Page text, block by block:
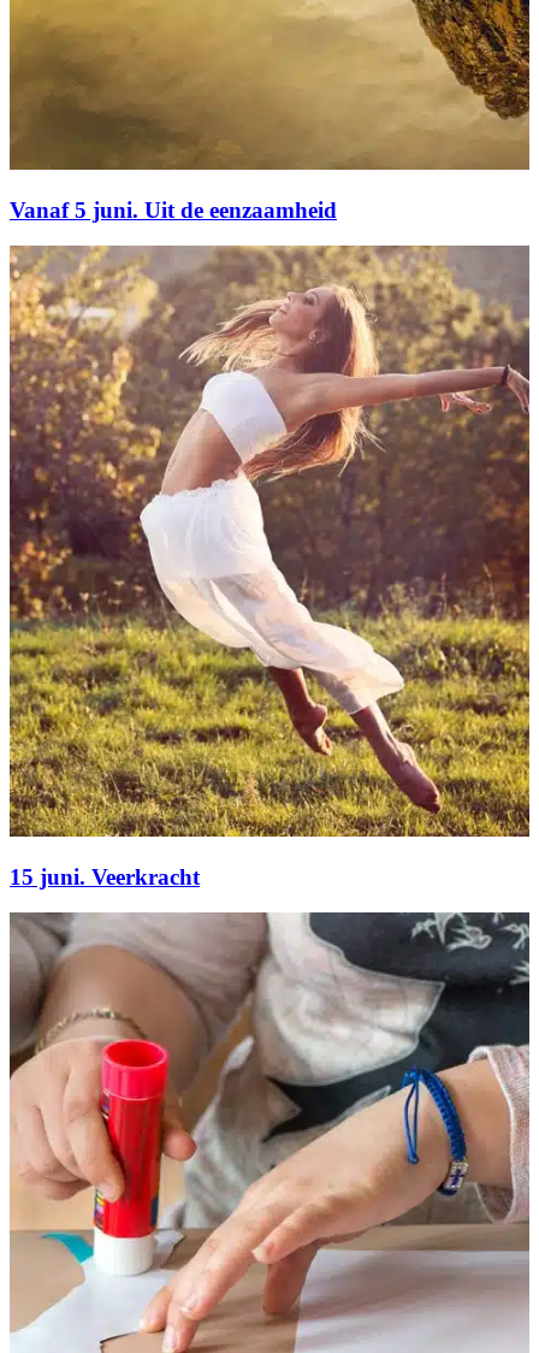
Vanaf 5 juni. Uit de eenzaamheid
15 juni. Veerkracht